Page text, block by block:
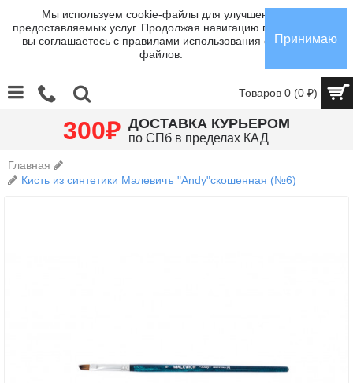
Мы используем cookie-файлы для улучшения
предоставляемых услуг. Продолжая навигацию по сайту,
вы соглашаетесь с правилами использования cookie-
файлов.
Принимаю
Товаров 0 (0 ₽)
300₽ ДОСТАВКА КУРЬЕРОМ
по СПб в пределах КАД
Главная
Кисть из синтетики Малевичъ "Andy"скошенная (№6)